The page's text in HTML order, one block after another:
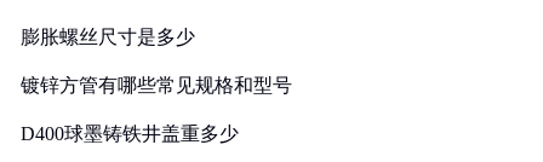
膨胀螺丝尺寸是多少
镀锌方管有哪些常见规格和型号
D400球墨铸铁井盖重多少